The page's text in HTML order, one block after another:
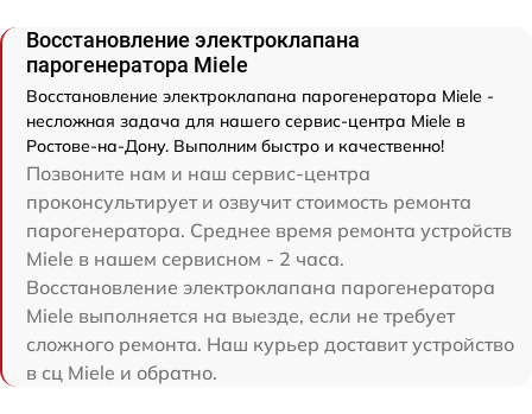
Восстановление электроклапана
парогенератора Miele
Восстановление электроклапана парогенератора Miele -
несложная задача для нашего сервис-центра Miele в
Ростове-на-Дону. Выполним быстро и качественно!
Позвоните нам и наш сервис-центра
проконсультирует и озвучит стоимость ремонта
парогенератора. Среднее время ремонта устройств
Miele в нашем сервисном - 2 часа.
Восстановление электроклапана парогенератора
Miele выполняется на выезде, если не требует
сложного ремонта. Наш курьер доставит устройство
в сц Miele и обратно.